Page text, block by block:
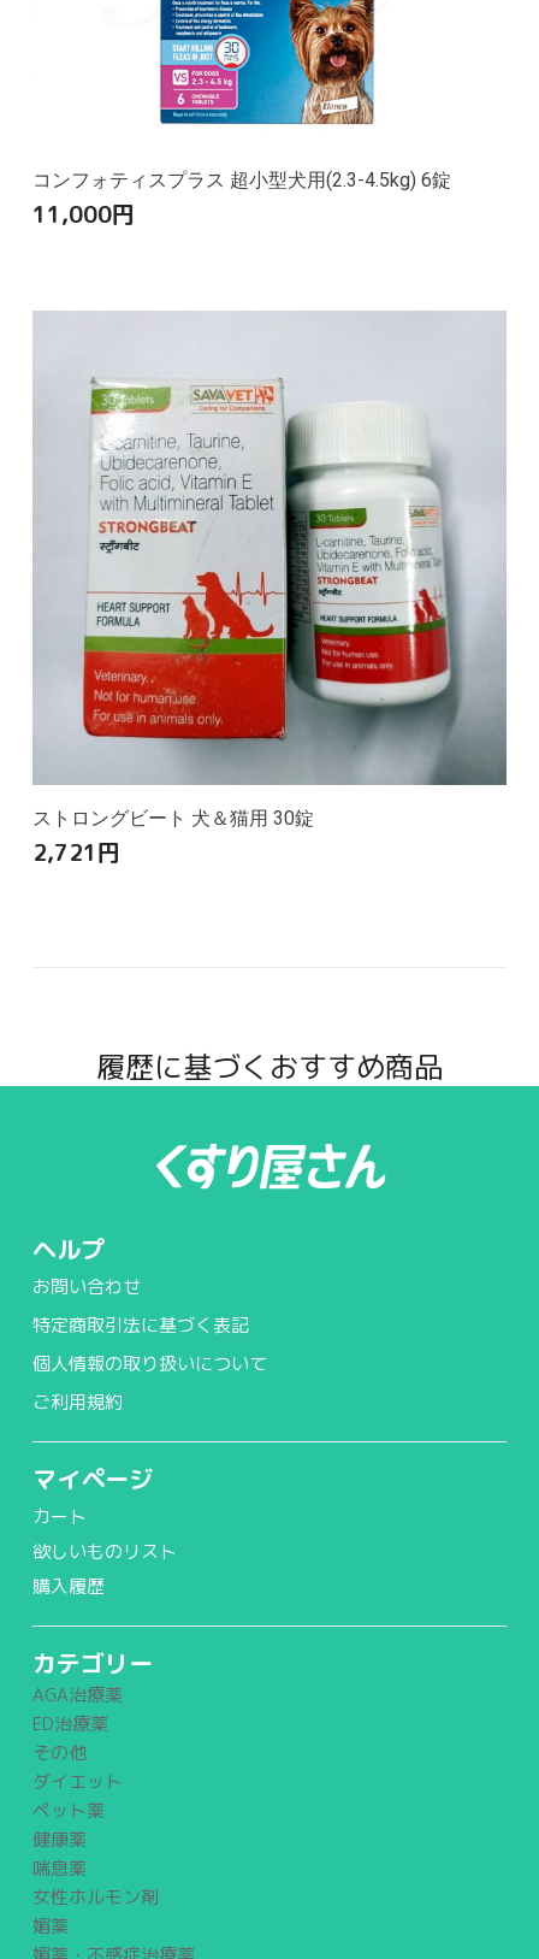
コンフォティスプラス 超小型犬用(2.3-4.5kg) 6錠
11,000円
ストロングビート 犬＆猫用 30錠
2,721円
履歴に基づくおすすめ商品
ヘルプ
お問い合わせ
特定商取引法に基づく表記
個人情報の取り扱いについて
ご利用規約
マイページ
カート
欲しいものリスト
購入履歴
カテゴリー
AGA治療薬
ED治療薬
その他
ダイエット
ペット薬
健康薬
喘息薬
女性ホルモン剤
媚薬